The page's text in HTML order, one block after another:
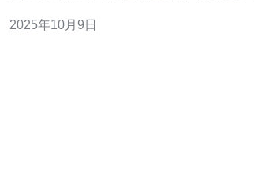
最佳的选择，同时也探讨如何以最便宜的方
2025年10月9日